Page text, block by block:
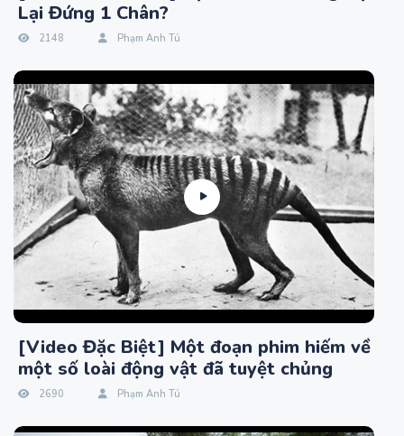
Lại Đứng 1 Chân?
2148 Phạm Anh Tú
[Video Đặc Biệt] Một đoạn phim hiếm về
một số loài động vật đã tuyệt chủng
2690 Phạm Anh Tú